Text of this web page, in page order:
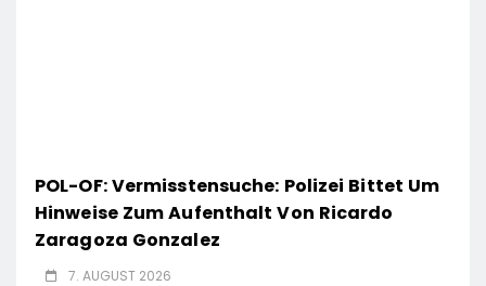
POL-OF: Vermisstensuche: Polizei Bittet Um
Hinweise Zum Aufenthalt Von Ricardo
Zaragoza Gonzalez
7. AUGUST 2026